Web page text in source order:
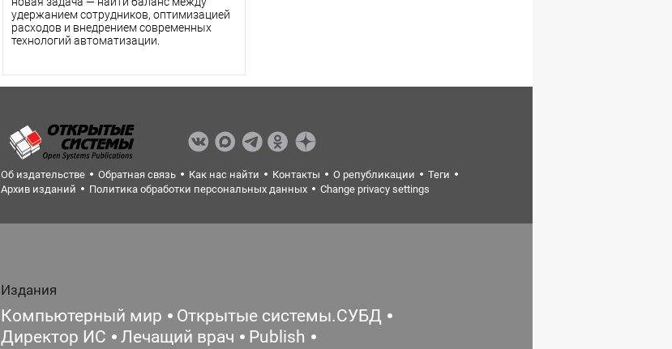
удержанием сотрудников, оптимизацией
расходов и внедрением современных
технологий автоматизации.
Об издательстве Обратная связь Как нас найти Контакты О републикации
Теги
Архив изданий
Политика обработки персональных данных Change privacy settings
Издания
Компьютерный мир
Открытые системы.СУБД
Директор ИС
Лечащий врач
Publish